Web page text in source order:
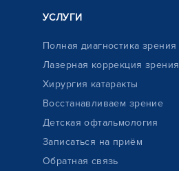
УСЛУГИ
Полная диагностика зрения
Лазерная коррекция зрения
Хирургия катаракты
Восстанавливаем зрение
Детская офтальмология
Записаться на приём
Обратная связь